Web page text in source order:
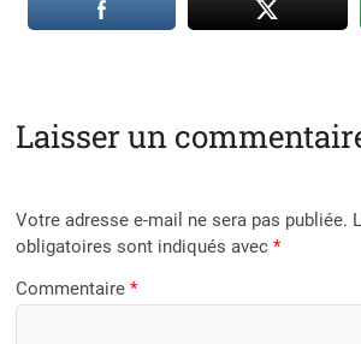
Laisser un
Votre adresse e-mail ne sera pas publiée.
obligatoires sont indiqués avec*
Commentaire*